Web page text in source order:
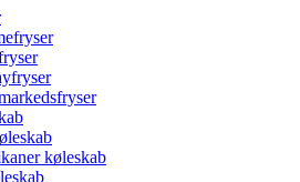
køleskab